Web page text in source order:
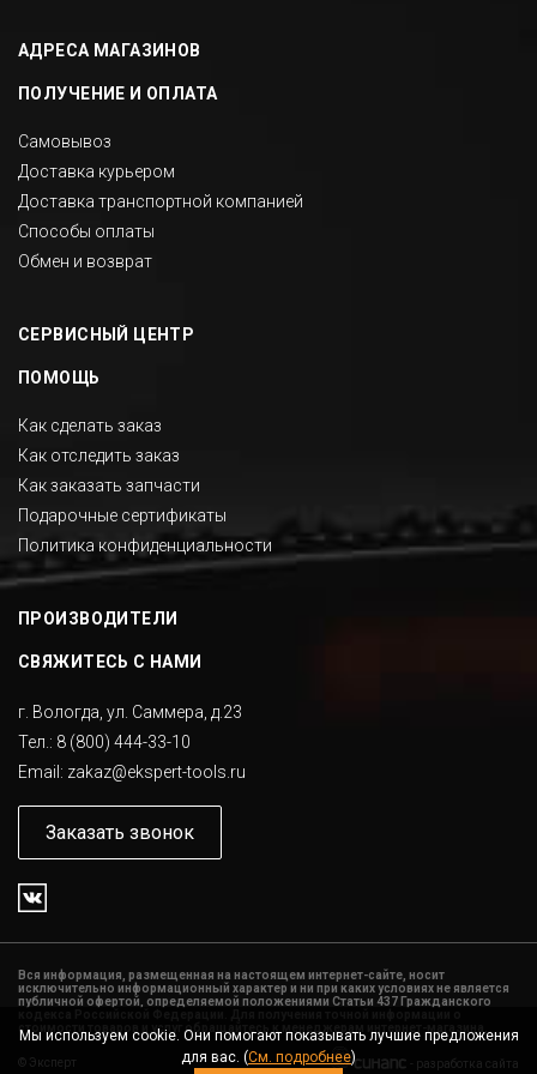
АДРЕСА МАГАЗИНОВ
ПОЛУЧЕНИЕ И ОПЛАТА
Самовывоз
Доставка курьером
Доставка транспортной компанией
Способы оплаты
Обмен и возврат
СЕРВИСНЫЙ ЦЕНТР
ПОМОЩЬ
Как сделать заказ
Как отследить заказ
Как заказать запчасти
Подарочные сертификаты
Политика конфиденциальности
ПРОИЗВОДИТЕЛИ
СВЯЖИТЕСЬ С НАМИ
г. Вологда, ул. Саммера, д.23
Тел.: 8 (800) 444-33-10
Email: zakaz@ekspert-tools.ru
Заказать звонок
Вся информация, размещенная на настоящем интернет-сайте, носит
исключительно информационный характер и ни при каких условиях не является
публичной офертой, определяемой положениями Статьи 437 Гражданского
стоимости товаров и услуг обращайтесь к менеджерам интернет-магазина.
© Эксперт разработка сайта
Мы используем cookie. Они помогают показывать лучшие предложения
для вас. (См. подробнее)